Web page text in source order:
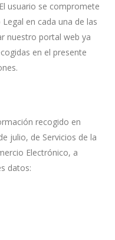
usuario se compromete
en cada una de las
nuestro portal web ya
en el presente
recogido en
julio, de Servicios de la
Electrónico, a
datos: